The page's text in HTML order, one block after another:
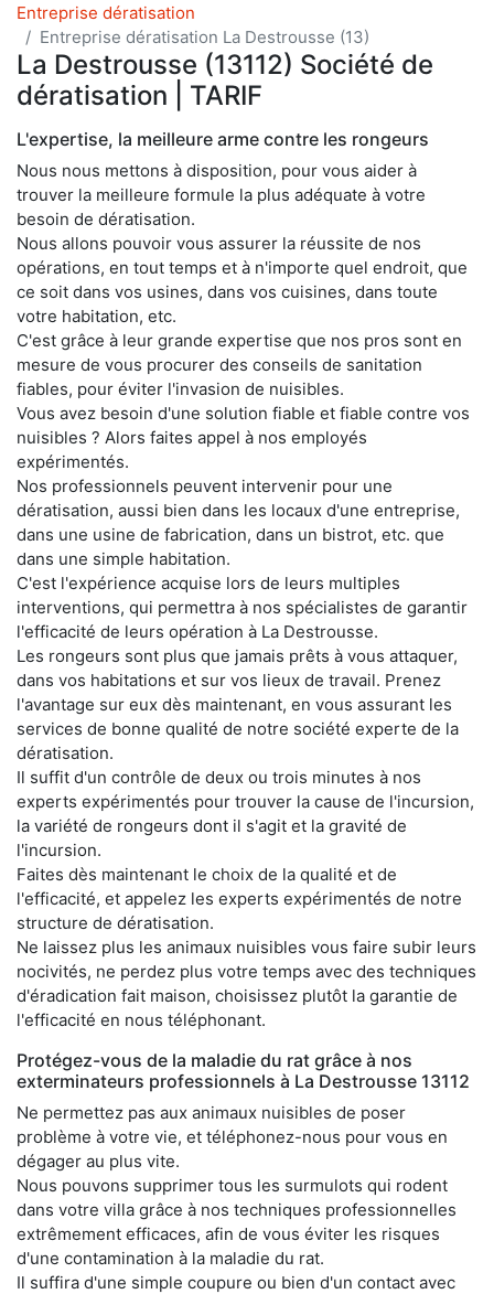
Entreprise dératisation
Entreprise dératisation La Destrousse (13)
La Destrousse (13112) Société de
dératisation | TARIF
L'expertise, la meilleure arme contre les rongeurs
Nous nous mettons à disposition, pour vous aider à
trouver la meilleure formule la plus adéquate à votre
besoin de dératisation.
Nous allons pouvoir vous assurer la réussite de nos
opérations, en tout temps et à n'importe quel endroit, que
ce soit dans vos usines, dans vos cuisines, dans toute
votre habitation, etc.
C'est grâce à leur grande expertise que nos pros sont en
mesure de vous procurer des conseils de sanitation
fiables, pour éviter l'invasion de nuisibles.
Vous avez besoin d'une solution fiable et fiable contre vos
nuisibles ? Alors faites appel à nos employés
expérimentés.
Nos professionnels peuvent intervenir pour une
dératisation, aussi bien dans les locaux d'une entreprise,
dans une usine de fabrication, dans un bistrot, etc. que
dans une simple habitation.
C'est l'expérience acquise lors de leurs multiples
interventions, qui permettra à nos spécialistes de garantir
l'efficacité de leurs opération à La Destrousse.
Les rongeurs sont plus que jamais prêts à vous attaquer,
dans vos habitations et sur vos lieux de travail. Prenez
l'avantage sur eux dès maintenant, en vous assurant les
services de bonne qualité de notre société experte de la
dératisation.
Il suffit d'un contrôle de deux ou trois minutes à nos
experts expérimentés pour trouver la cause de l'incursion,
la variété de rongeurs dont il s'agit et la gravité de
l'incursion.
Faites dès maintenant le choix de la qualité et de
l'efficacité, et appelez les experts expérimentés de notre
structure de dératisation.
Ne laissez plus les animaux nuisibles vous faire subir leurs
nocivités, ne perdez plus votre temps avec des techniques
d'éradication fait maison, choisissez plutôt la garantie de
l'efficacité en nous téléphonant.
Protégez-vous de la maladie du rat grâce à nos
exterminateurs professionnels à La Destrousse 13112
Ne permettez pas aux animaux nuisibles de poser
problème à votre vie, et téléphonez-nous pour vous en
dégager au plus vite.
Nous pouvons supprimer tous les surmulots qui rodent
dans votre villa grâce à nos techniques professionnelles
extrêmement efficaces, afin de vous éviter les risques
d'une contamination à la maladie du rat.
Il suffira d'une simple coupure ou bien d'un contact avec